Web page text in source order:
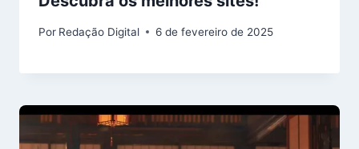
Por Redação Digital 6 de fevereiro de 2025